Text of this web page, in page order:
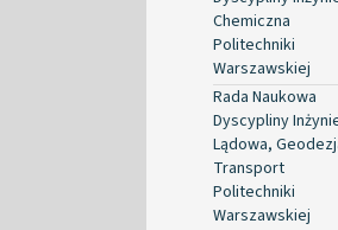
Chemiczna
Politechniki
Warszawskiej
Rada Naukowa
Dyscypliny
Lądowa,
Transport
Politechniki
Warszawskiej